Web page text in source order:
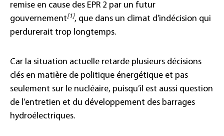
remise en cause des EPR 2 par un futur
gouvernement[1], que dans un climat d’indécision qui
perdurerait trop longtemps.
Car la situation actuelle retarde plusieurs décisions
clés en matière de politique énergétique et pas
seulement sur le nucléaire, puisqu’il est aussi question
de l’entretien et du développement des barrages
hydroélectriques.